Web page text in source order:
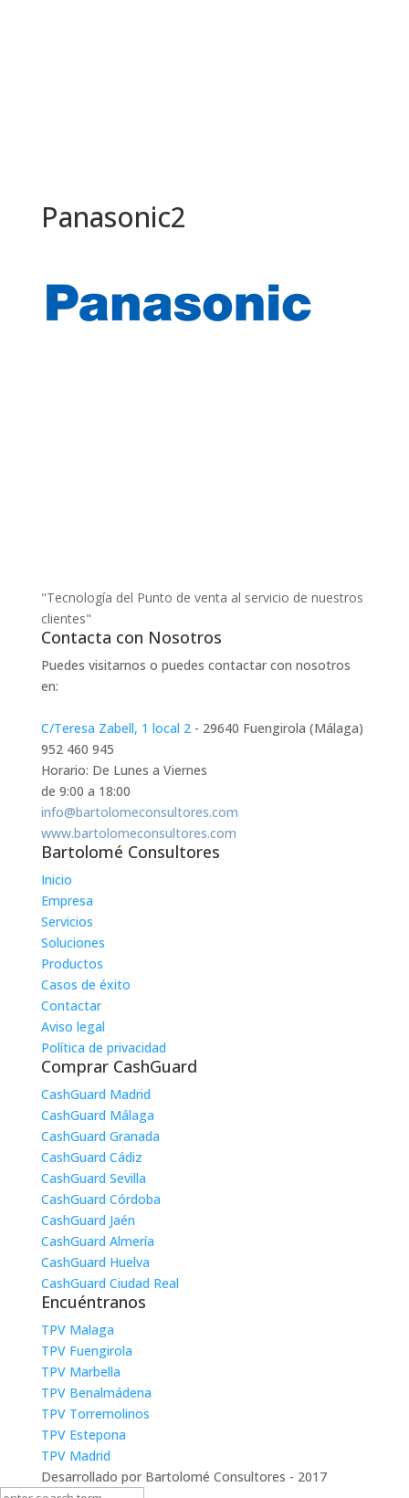
Panasonic2
"Tecnología del Punto de venta al servicio de nuestros
clientes"
Contacta con Nosotros
Puedes visitarnos o puedes contactar con nosotros
en:
C/Teresa Zabell, 1 local 2- 29640 Fuengirola (Málaga)
952 460 945
Horario: De Lunes a Viernes
de 9:00 a 18:00
info@bartolomeconsultores.com
www.bartolomeconsultores.com
Bartolomé Consultores
Inicio
Empresa
Servicios
Soluciones
Productos
Casos de éxito
Contactar
Aviso legal
Política de privacidad
Comprar CashGuard
CashGuard Madrid
CashGuard Málaga
CashGuard Granada
CashGuard Cádiz
CashGuard Sevilla
CashGuard Córdoba
CashGuard Jaén
CashGuard Almería
CashGuard Huelva
CashGuard Ciudad Real
Encuéntranos
TPV Malaga
TPV Fuengirola
TPV Marbella
TPV Benalmádena
TPV Torremolinos
TPV Estepona
TPV Madrid
Desarrollado por Bartolomé Consultores - 2017